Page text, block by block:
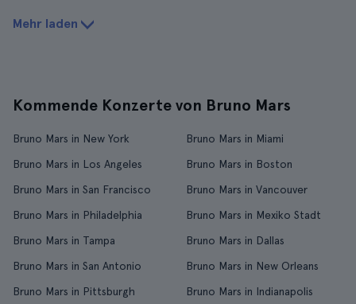
Mehr laden
Kommende Konzerte von Bruno Mars
Bruno Mars in New York
Bruno Mars in Miami
Bruno Mars in Los Angeles
Bruno Mars in Boston
Bruno Mars in San Francisco
Bruno Mars in Vancouver
Bruno Mars in Philadelphia
Bruno Mars in Mexiko Stadt
Bruno Mars in Tampa
Bruno Mars in Dallas
Bruno Mars in San Antonio
Bruno Mars in New Orleans
Bruno Mars in Pittsburgh
Bruno Mars in Indianapolis